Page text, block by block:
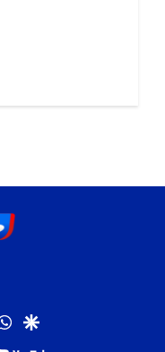
whatsapp
google